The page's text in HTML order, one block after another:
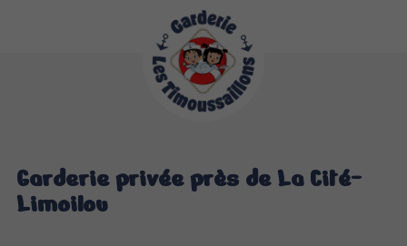
Garderie privée près de La Cité-
Limoilou